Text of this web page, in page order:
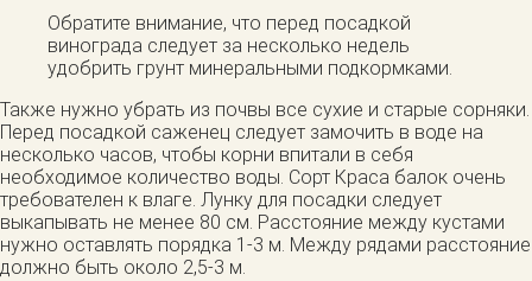
Обратите внимание, что перед посадкой
винограда следует за несколько недель
удобрить грунт минеральными подкормками.
Также нужно убрать из почвы все сухие и старые сорняки.
Перед посадкой саженец следует замочить в воде на
несколько часов, чтобы корни впитали в себя
необходимое количество воды. Сорт Краса балок очень
требователен к влаге. Лунку для посадки следует
выкапывать не менее 80 см. Расстояние между кустами
нужно оставлять порядка 1-3 м. Между рядами расстояние
должно быть около 2,5-3 м.